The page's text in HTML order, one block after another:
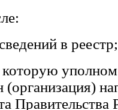
в реестр;